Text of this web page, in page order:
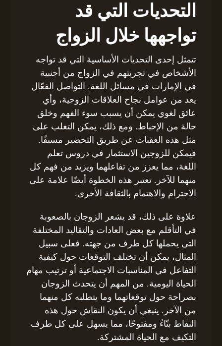
التحديات التي قد
تواجهها خلال الزواج
تتمثل إحدى التحديات الأساسية التي قد تواجه
الأشخاص في تجربتهم في الزواج من أجنبية
في الإمارات في مسائل اللغة. التواصل الفعّال
يعد من عوامل نجاح العلاقات الزوجية، وأي
عائق لغوي يمكن أن يسبب سوء الفهم وخلق
حالة من الإحباط. ومع ذلك، يمكن التغلب على
مثل هذه العقبات عن طريق التحضير مسبقًا.
فيمكن للزوجين الاستثمار في دروس تعلم
اللغة، مما يعزز من تفاعلهما ويزيد من فهم كل
منهما للآخر. تعتبر هذه الخطوة أيضًا علامة على
الاحترام والاهتمام بالثقافة الأخرى.
علاوة على ذلك، قد يشعر الزوجان بالصعوبة
في التأقلم مع بعض العادات والتقاليد المختلفة
التي يحملها كل طرف من جهته. فعلى سبيل
المثال، يمكن أن تختلف التوقعات حول كيفية
التفاعل في المناسبات الاجتماعية أو ترتيب مهام
الحياة اليومية. من المهم أن يتحدث الزوجان
بصراحة حول توقعاتهما وما يتطلبه كل منهما
من الآخر. ينبغي أن يكون النقاش حول هذه
النقاط بنّاءً ومفتوحًا، مما يسهل على كل طرف
التكيف مع الحياة المشتركة.